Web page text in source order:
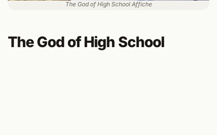
The God of High School Affiche
The God of High School